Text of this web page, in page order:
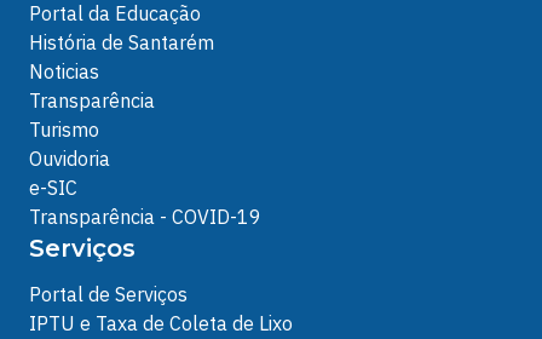
Portal da Educação
História de Santarém
Noticias
Transparência
Turismo
Ouvidoria
e-SIC
Transparência - COVID-19
Serviços
Portal de Serviços
IPTU e Taxa de Coleta de Lixo